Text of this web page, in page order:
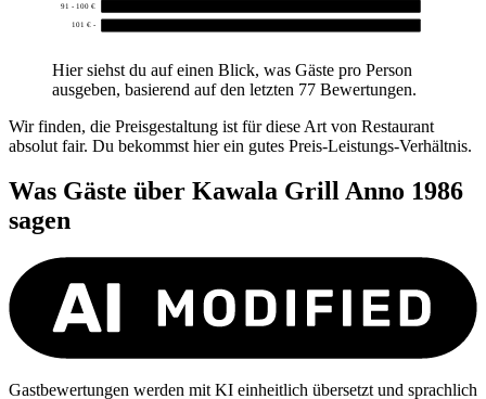
91 - 100 €
101 € -
Hier siehst du auf einen Blick, was Gäste pro Person
ausgeben, basierend auf den letzten 77 Bewertungen.
Wir finden, die Preisgestaltung ist für diese Art von Restaurant
absolut fair. Du bekommst hier ein gutes Preis-Leistungs-Verhältnis.
Was Gäste über Kawala Grill Anno 1986
sagen
Gastbewertungen werden mit KI einheitlich übersetzt und sprachlich